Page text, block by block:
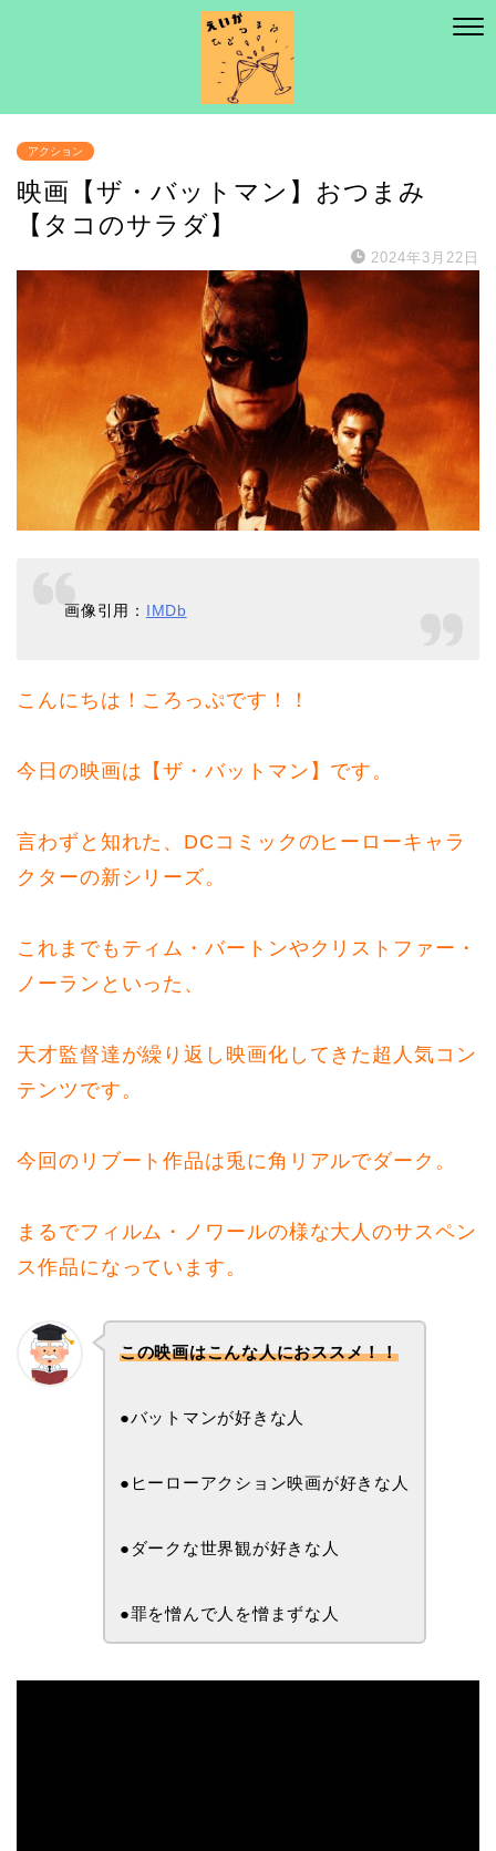
アクション
映画【ザ・バットマン】おつまみ
【タコのサラダ】
2024年3月22日
画像引用： IMDb
こんにちは！ころっぷです！！
今日の映画は【ザ・バットマン】です。
言わずと知れた、DCコミックのヒーローキャラ
クターの新シリーズ。
これまでもティム・バートンやクリストファー・
ノーランといった、
天才監督達が繰り返し映画化してきた超人気コン
テンツです。
今回のリブート作品は兎に角リアルでダーク。
まるでフィルム・ノワールの様な大人のサスペン
ス作品になっています。
この映画はこんな人におススメ！！
●バットマンが好きな人
●ヒーローアクション映画が好きな人
●ダークな世界観が好きな人
●罪を憎んで人を憎まずな人